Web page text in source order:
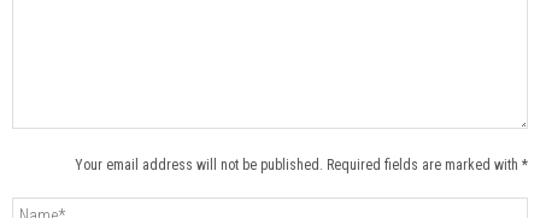
Your email address will not be published. Required fields are marked with *